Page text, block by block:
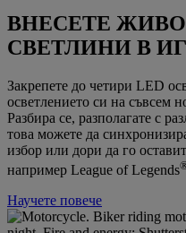
ВНЕСЕТЕ
СВЕТЛИНИ В
Закрепете до четири LED
осветлението си на съвсем
Разбира се, разполагате с
това можете да
избор или дори да го
например League of Legends
Научете повече